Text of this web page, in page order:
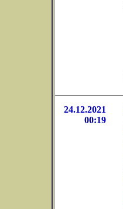
24.12.2021
00:19